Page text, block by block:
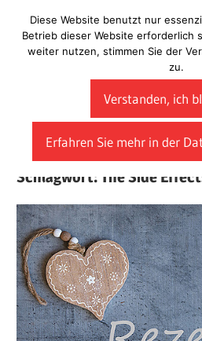
Inhalt
springen
Schlagwort: The Side
Diese Website benutzt nur
Betrieb dieser Website erforderlich
weiter nutzen, stimmen Sie der
zu.
Verstanden, ich
Erfahren Sie mehr in der